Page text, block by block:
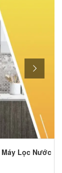
Máy Lọc Nước